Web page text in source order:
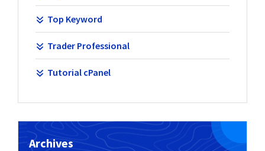
Top Keyword
Trader Professional
Tutorial cPanel
Archives